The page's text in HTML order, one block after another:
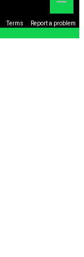
Terms Report a problem